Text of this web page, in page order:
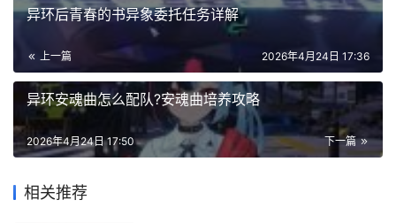
异环后青春的书异象委托任务详解
上一篇 2026年4月24日 17:36
异环安魂曲怎么配队?安魂曲培养攻略
下一篇
2026年4月24日 17:50
相关推荐